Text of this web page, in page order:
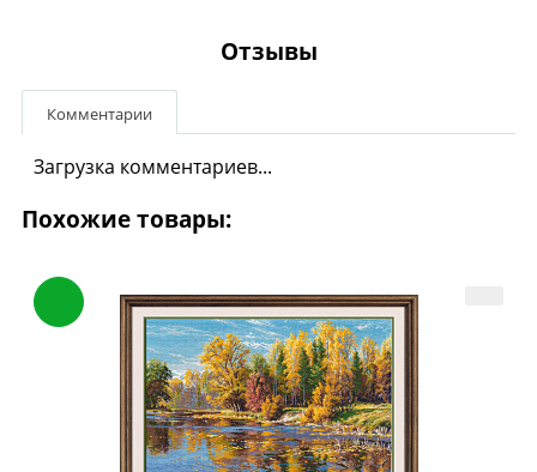
Отзывы
Комментарии
Загрузка комментариев...
Похожие товары: